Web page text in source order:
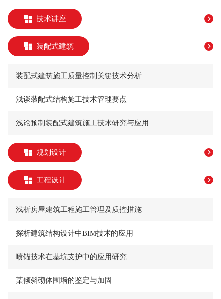
技术讲座
装配式建筑
​装配式建筑施工质量控制关键技术分析
​浅谈装配式结构施工技术管理要点
浅论预制装配式建筑施工技术研究与应用
规划设计
工程设计
浅析房屋建筑工程施工管理及质控措施
探析建筑结构设计中BIM技术的应用
​喷锚技术在基坑支护中的应用研究
​某倾斜砌体围墙的鉴定与加固